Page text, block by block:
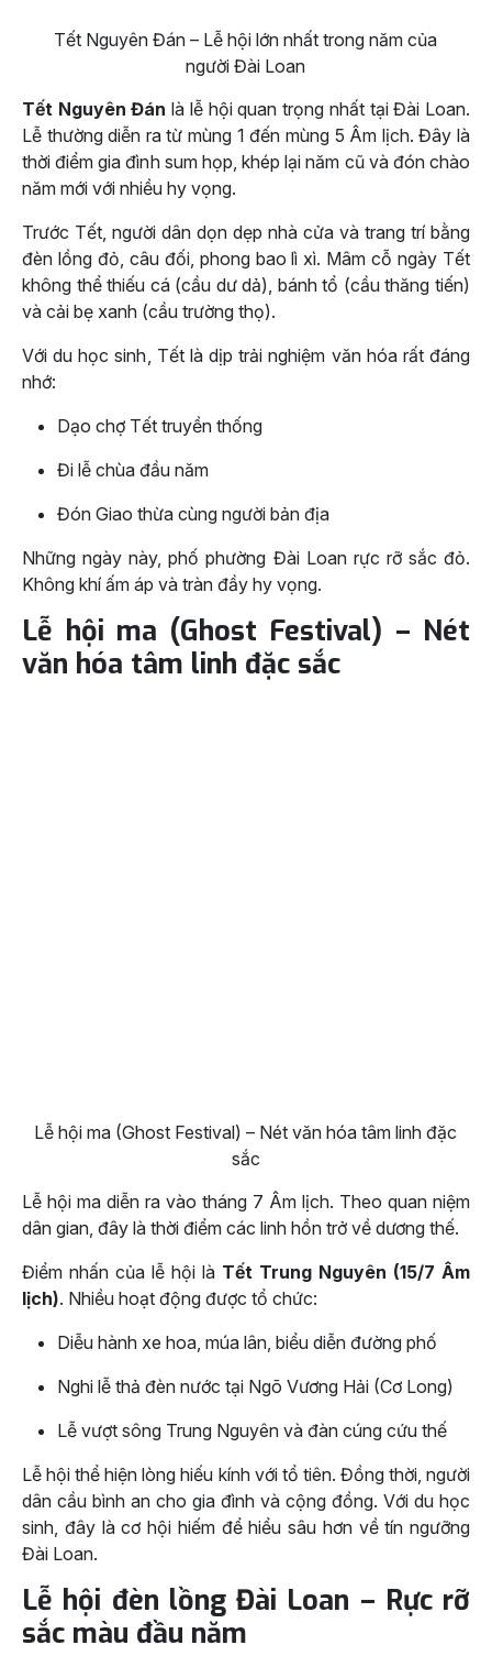
Tết Nguyên Đán – Lễ hội lớn nhất trong năm của
người Đài Loan
Tết Nguyên Đán là lễ hội quan trọng nhất tại Đài Loan.
Lễ thường diễn ra từ mùng 1 đến mùng 5 Âm lịch. Đây là
thời điểm gia đình sum họp, khép lại năm cũ và đón chào
năm mới với nhiều hy vọng.
Trước Tết, người dân dọn dẹp nhà cửa và trang trí bằng
đèn lồng đỏ, câu đối, phong bao lì xì. Mâm cỗ ngày Tết
không thể thiếu cá (cầu dư dả), bánh tổ (cầu thăng tiến)
và cải bẹ xanh (cầu trường thọ).
Với du học sinh, Tết là dịp trải nghiệm văn hóa rất đáng
nhớ:
Dạo chợ Tết truyền thống
Đi lễ chùa đầu năm
Đón Giao thừa cùng người bản địa
Những ngày này, phố phường Đài Loan rực rỡ sắc đỏ.
Không khí ấm áp và tràn đầy hy vọng.
Lễ hội ma (Ghost Festival) – Nét
văn hóa tâm linh đặc sắc
Lễ hội ma (Ghost Festival) – Nét văn hóa tâm linh đặc
sắc
Lễ hội ma diễn ra vào tháng 7 Âm lịch. Theo quan niệm
dân gian, đây là thời điểm các linh hồn trở về dương thế.
Điểm nhấn của lễ hội là Tết Trung Nguyên (15/7 Âm
lịch). Nhiều hoạt động được tổ chức:
Diễu hành xe hoa, múa lân, biểu diễn đường phố
Nghi lễ thả đèn nước tại Ngõ Vương Hải (Cơ Long)
Lễ vượt sông Trung Nguyên và đàn cúng cứu thế
Lễ hội thể hiện lòng hiếu kính với tổ tiên. Đồng thời, người
dân cầu bình an cho gia đình và cộng đồng. Với du học
sinh, đây là cơ hội hiếm để hiểu sâu hơn về tín ngưỡng
Đài Loan.
Lễ hội đèn lồng Đài Loan – Rực rỡ
sắc màu đầu năm